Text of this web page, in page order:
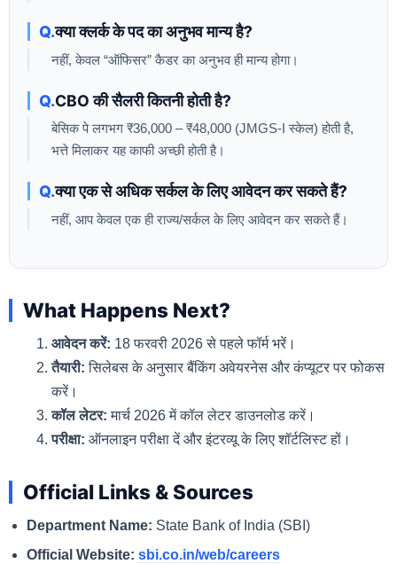
क्या क्लर्क के पद का अनुभव मान्य है?
नहीं, केवल “ऑफिसर” कैडर का अनुभव ही मान्य होगा।
CBO की सैलरी कितनी होती है?
बेसिक पे लगभग ₹36,000 – ₹48,000 (JMGS-I स्केल) होती है,
भत्ते मिलाकर यह काफी अच्छी होती है।
क्या एक से अधिक सर्कल के लिए आवेदन कर सकते हैं?
नहीं, आप केवल एक ही राज्य/सर्कल के लिए आवेदन कर सकते हैं।
What Happens Next?
आवेदन करें: 18 फरवरी 2026 से पहले फॉर्म भरें।
तैयारी: सिलेबस के अनुसार बैंकिंग अवेयरनेस और कंप्यूटर पर फोकस
करें।
कॉल लेटर: मार्च 2026 में कॉल लेटर डाउनलोड करें।
परीक्षा: ऑनलाइन परीक्षा दें और इंटरव्यू के लिए शॉर्टलिस्ट हों।
Official Links & Sources
Department Name: State Bank of India (SBI)
Official Website: sbi.co.in/web/careers